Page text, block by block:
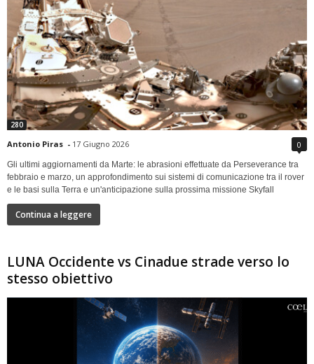
280
Antonio Piras - 17 Giugno 2026 0
Gli ultimi aggiornamenti da Marte: le abrasioni effettuate da Perseverance tra
febbraio e marzo, un approfondimento sui sistemi di comunicazione tra il rover
e le basi sulla Terra e un'anticipazione sulla prossima missione Skyfall
Continua a leggere
LUNA Occidente vs Cinadue strade verso lo
stesso obiettivo